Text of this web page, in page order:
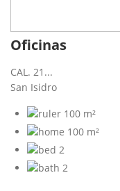
Oficinas
CAL. 21...
San Isidro
100 m²
100 m²
2
2